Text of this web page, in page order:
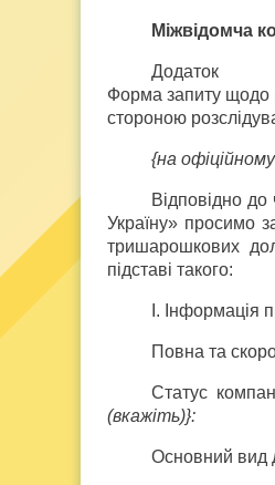
Міжвідомча
Додаток
Форма запиту щодо
стороною
{на
Відповідно до
Україну» просимо
тришарошкових
підставі такого:
І. Інформація
Повна та
Статус
(вкажіть)}:
Основний вид